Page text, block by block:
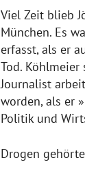
Viel Zeit blieb
München. Es
erfasst, als er
Tod. Köhlmeier
Journalist
worden, als er
Politik und
Drogen